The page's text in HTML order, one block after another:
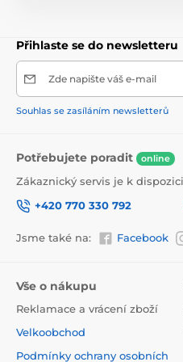
- dmychadlo
Technická data:
- rozměry 194 cm x 175 cm
- Maximální hmotnost 113
- dmychadlo 220-240 V
Přihlaste se do newsletteru
Zde napište váš e-mail
Souhlas se zasíláním newsletterů
Potřebujete poradit online
Zákaznický servis je k dispozici
+420 770 330 792
Jsme také na: Facebook
Vše o nákupu
Reklamace a vrácení zboží
Velkoobchod
Podmínky ochrany osobních